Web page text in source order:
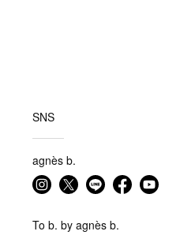
SNS
agnès b.
To b. by agnès b.